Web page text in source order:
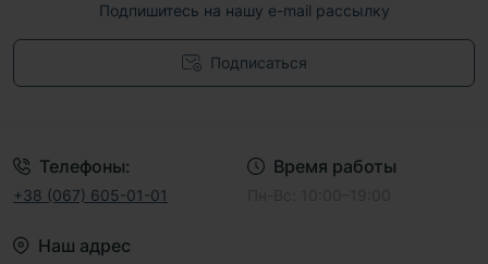
Подпишитесь на нашу e-mail рассылку
Подписаться
Телефоны:
+38 (067) 605-01-01
Время работы
Наш адрес